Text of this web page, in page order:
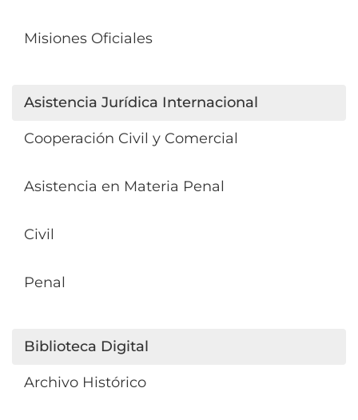
Misiones Oficiales
Asistencia Jurídica Internacional
Cooperación Civil y Comercial
Asistencia en Materia Penal
Civil
Penal
Biblioteca Digital
Archivo Histórico